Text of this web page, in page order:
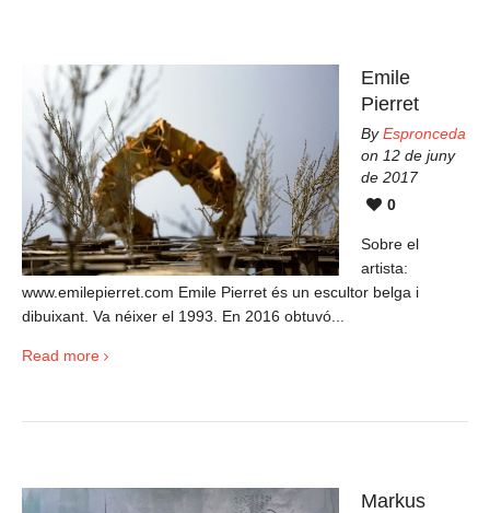
Emile
Pierret
ByEspronceda
on 12 de juny
de 2017
0
Sobre el
artista:
www.emilepierret.com Emile Pierret és un escultor belga i
dibuixant. Va néixer el 1993. En 2016 obtuvó...
Read more
Markus